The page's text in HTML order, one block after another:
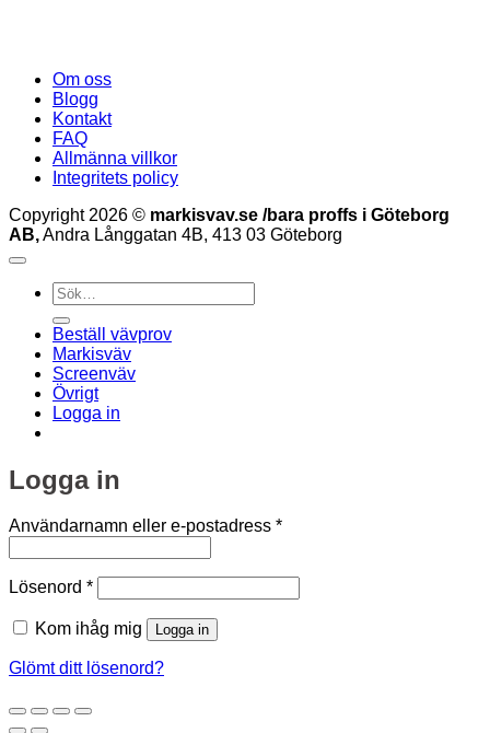
Om oss
Blogg
Kontakt
FAQ
Allmänna villkor
Integritets policy
Copyright 2026 © markisvav.se /bara proffs i Göteborg
AB,Andra Långgatan 4B, 413 03 Göteborg
Sök
efter:
Beställ vävprov
Markisväv
Screenväv
Övrigt
Logga in
Logga in
Användarnamn eller e-postadress *Obligatoriskt
Lösenord *Obligatoriskt
Kom ihåg mig Logga in
Glömt ditt lösenord?